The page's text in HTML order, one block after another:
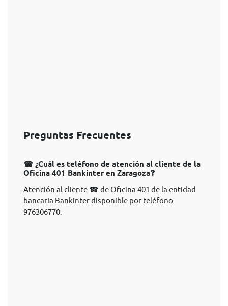
Preguntas Frecuentes
☎ ¿Cuál es teléfono de atención al cliente de la
Oficina 401 Bankinter en Zaragoza❓
Atención al cliente ☎ de Oficina 401 de la entidad
bancaria Bankinter disponible por teléfono
976306770.